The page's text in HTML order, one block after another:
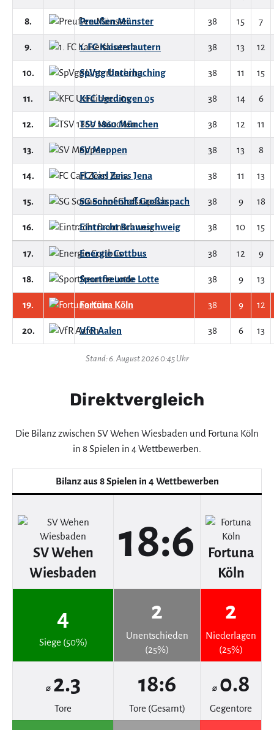
8. Preußen Münster 38 15 7
9. 1. FC Kaiserslautern 38 13 12
10. SpVgg Unterhaching 38 11 15
11. KFC Uerdingen 05 38 14 6
12. TSV 1860 München 38 12 11
13. SV Meppen 38 13 8
14. FC Carl Zeiss Jena 38 11 13
15. SG Sonnenhof Großaspach 38 9 18
16. Eintracht Braunschweig 38 10 15
17. Energie Cottbus 38 12 9
18. Sportfreunde Lotte 38 9 13
19. Fortuna Köln 38 9 12
20. VfR Aalen 38 6 13
Stand: 6. August 2026 0:45 Uhr
Direktvergleich
Die Bilanz zwischen SV Wehen Wiesbaden und Fortuna Köln
in 8 Spielen in 4 Wettbewerben.
Bilanz aus 8 Spielen in 4 Wettbewerben
SV Wehen
Wiesbaden
18:6
Fortuna
Köln
4
Siege (50%)
2
Unentschieden
(25%)
2
Niederlagen
(25%)
⌀ 2.3
Tore
18:6
Tore (Gesamt)
⌀ 0.8
Gegentore